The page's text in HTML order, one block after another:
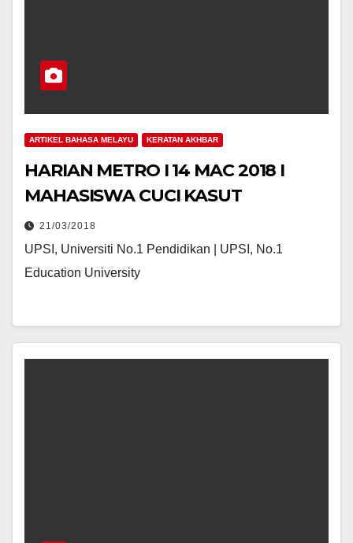
ARTIKEL BAHASA MELAYU KERATAN AKHBAR
HARIAN METRO I 14 MAC 2018 I
MAHASISWA CUCI KASUT
21/03/2018
UPSI, Universiti No.1 Pendidikan | UPSI, No.1
Education University